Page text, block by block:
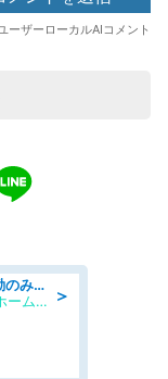
＞
「介護事務」無資格OK/正職員/日勤のみ/特別養護老人ホーム
社会福祉法人函要会/特別養護老人ホーム 韮山・ぶなの森